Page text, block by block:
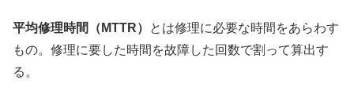
平均修理時間（MTTR）
とは修理に必要な時間をあらわす
もの。修理に要した時間を故障した回数で割って算出す
る。